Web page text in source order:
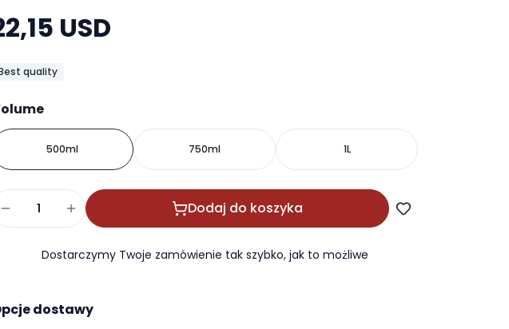
USD
quality
500ml 750ml 1L
Dodaj do koszyka
Dostarczymy Twoje zamówienie tak szybko, jak to możliwe
dostawy